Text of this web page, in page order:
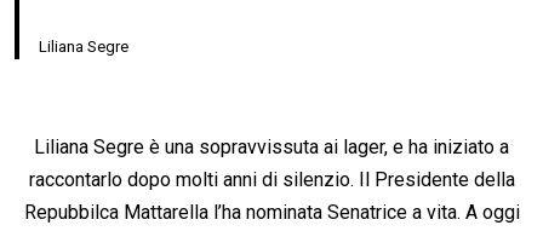
Liliana Segre
Liliana Segre è una sopravvissuta ai lager, e ha iniziato a
raccontarlo dopo molti anni di silenzio. Il Presidente della
Repubbilca Mattarella l’ha nominata Senatrice a vita. A oggi